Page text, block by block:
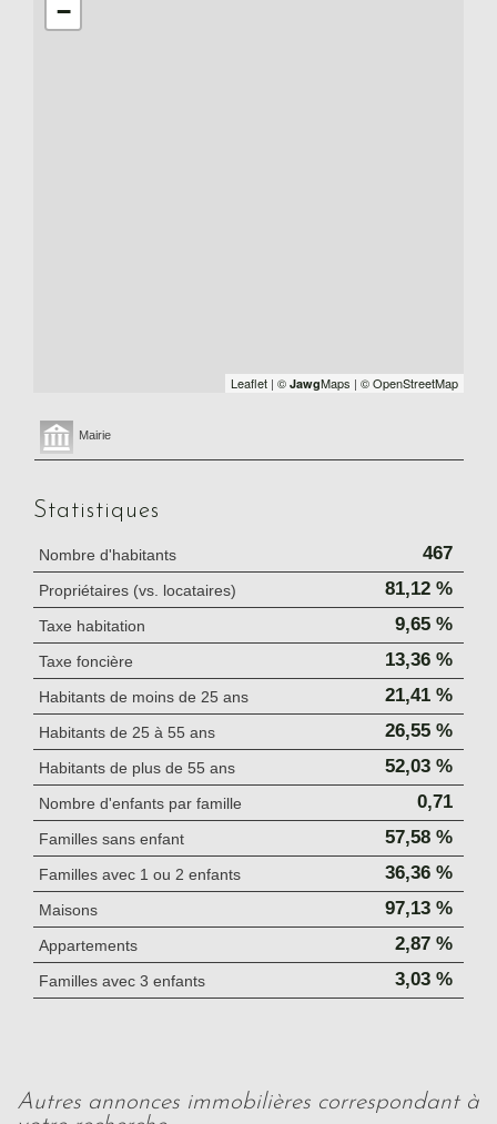
−
Leaflet | © JawgMaps | © OpenStreetMap
Mairie
Statistiques
Nombre d'habitants 467
Propriétaires (vs. locataires) 81,12 %
Taxe habitation 9,65 %
Taxe foncière 13,36 %
Habitants de moins de 25 ans 21,41 %
Habitants de 25 à 55 ans 26,55 %
Habitants de plus de 55 ans 52,03 %
Nombre d'enfants par famille 0,71
Familles sans enfant 57,58 %
Familles avec 1 ou 2 enfants 36,36 %
Maisons 97,13 %
Appartements 2,87 %
Familles avec 3 enfants 3,03 %
autres annonces immobilières correspondant à